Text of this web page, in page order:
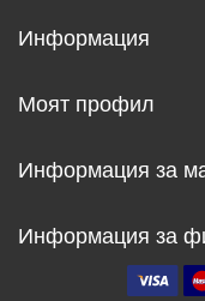
Информация
Моят профил
Информация за
Информация за